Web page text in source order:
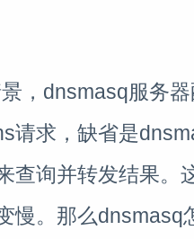
，dnsmasq服务
请求，缺省是
查询并转发结果。
慢。那么dnsmasq